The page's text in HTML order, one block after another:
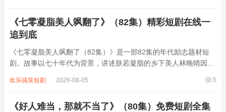
《七零凝脂美人飒翻了》（82集）精彩短剧在线一
追到底
《七零凝脂美人飒翻了（82集）》是一部82集的年代励志题材短
剧。故事以七十年代为背景，讲述肤若凝脂的乡下美人林晚晴因容
维与坚韧性格，带领全家摆脱贫困，用中医知识救治乡邻，更以智
5
欢乐搞笑短剧 2026-08-05
《好人难当，那就不当了》（80集）免费短剧全集